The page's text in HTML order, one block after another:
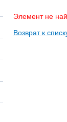
Элемент не
Возврат к